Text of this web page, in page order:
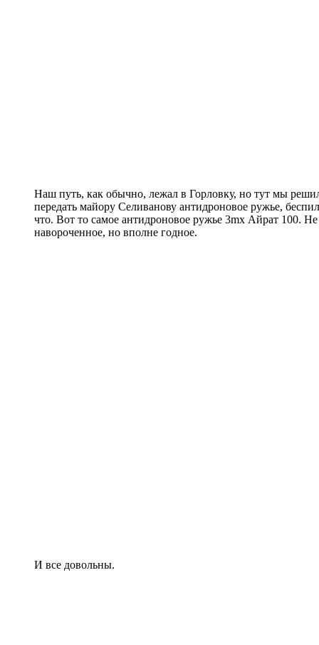
Наш путь, как обычно, лежал в Горловку, но тут мы
передать майору Селиванову антидроновое ружье,
что. Вот то самое антидроновое ружье 3mx Айрат 100. Не
навороченное, но вполне годное.
И все довольны.